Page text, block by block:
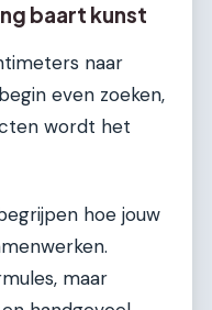
baart kunst
naar
even zoeken,
wordt het
hoe jouw
maar